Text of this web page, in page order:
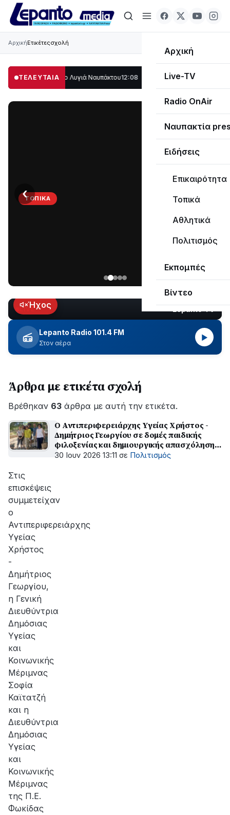
Αρχική
Live-TV
Radio OnAir
Ναυπακτία
Ειδήσεις
Επικαιρότητα
Τοπικά
Αθλητικά
Πολιτισμός
Εκπομπές
Βίντεο
ΑρχικήΕτικέτεςσχολή
ΤΕΛΕΥΤΑΙΑ
μέρος στο Λυγιά Ναυπάκτου12:08 Σε τροχιά υλοποίησης η Παράκαμψη
ΤΟΠΙΚΆ
Ναυπάκτου
εδώ
και
περίπου
δύο
ώρες
εξέλιξη
οι
εργασίες
ΔΕΔΔΗΕ
για
την
της
βλάβης
‹
LIVEΉχος
Lepanto Radio 101.4 FM
Στον αέρα
▶
Άρθρα με ετικέτα σχολή
Βρέθηκαν 63 άρθρα με αυτή την ετικέτα.
Ο Αντιπεριφερειάρχης Υγείας Χρήστος -
Δημήτριος Γεωργίου σε δομές παιδικής
φιλοξενίας και δημιουργικής απασχόλησης
της Π.Ε. Φωκίδας
30 Ιουν 2026 13:11 σε Πολιτισμός
Στις
επισκέψεις
συμμετείχαν
ο
Αντιπεριφερειάρχης
Υγείας
Χρήστος
-
Δημήτριος
Γεωργίου,
η Γενική
Διευθύντρια
Δημόσιας
Υγείας
και
Κοινωνικής
Μέριμνας
Σοφία
Καϊτατζή
και η
Διευθύντρια
Δημόσιας
Υγείας
και
Κοινωνικής
Μέριμνας
της Π.Ε.
Φωκίδας